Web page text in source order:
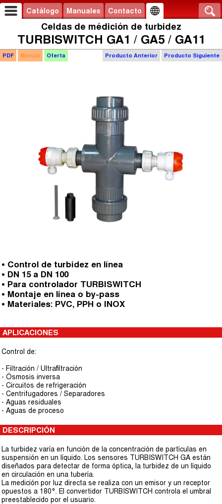
Catálogo Manuales Contacto
Celdas de médición de turbidez
TURBISWITCH GA1 / GA5 / GA11
Producto Anterior Producto Siguiente
PDF Manual Oferta
• Control de turbidez en línea
• DN 15 a DN 100
• Para controlador TURBISWITCH
• Montaje en línea o by-pass
• Materiales: PVC, PPH o INOX
APLICACIONES
Control de:
- Filtración / Ultrafiltración
- Ósmosis inversa
- Circuitos de refrigeración
- Centrifugadores / Separadores
- Aguas residuales
- Aguas de proceso
DESCRIPCIÓN
La turbidez varía en función de la concentración de partículas en
suspensión en un líquido. Los sensores TURBISWITCH GA están
diseñados para detectar de forma óptica, la turbidez de un líquido
en circulación en una tubería.
La medición por luz directa se realiza con un emisor y un receptor
opuestos a 180°. El convertidor TURBISWITCH controla el umbral
preestablecido por el usuario.